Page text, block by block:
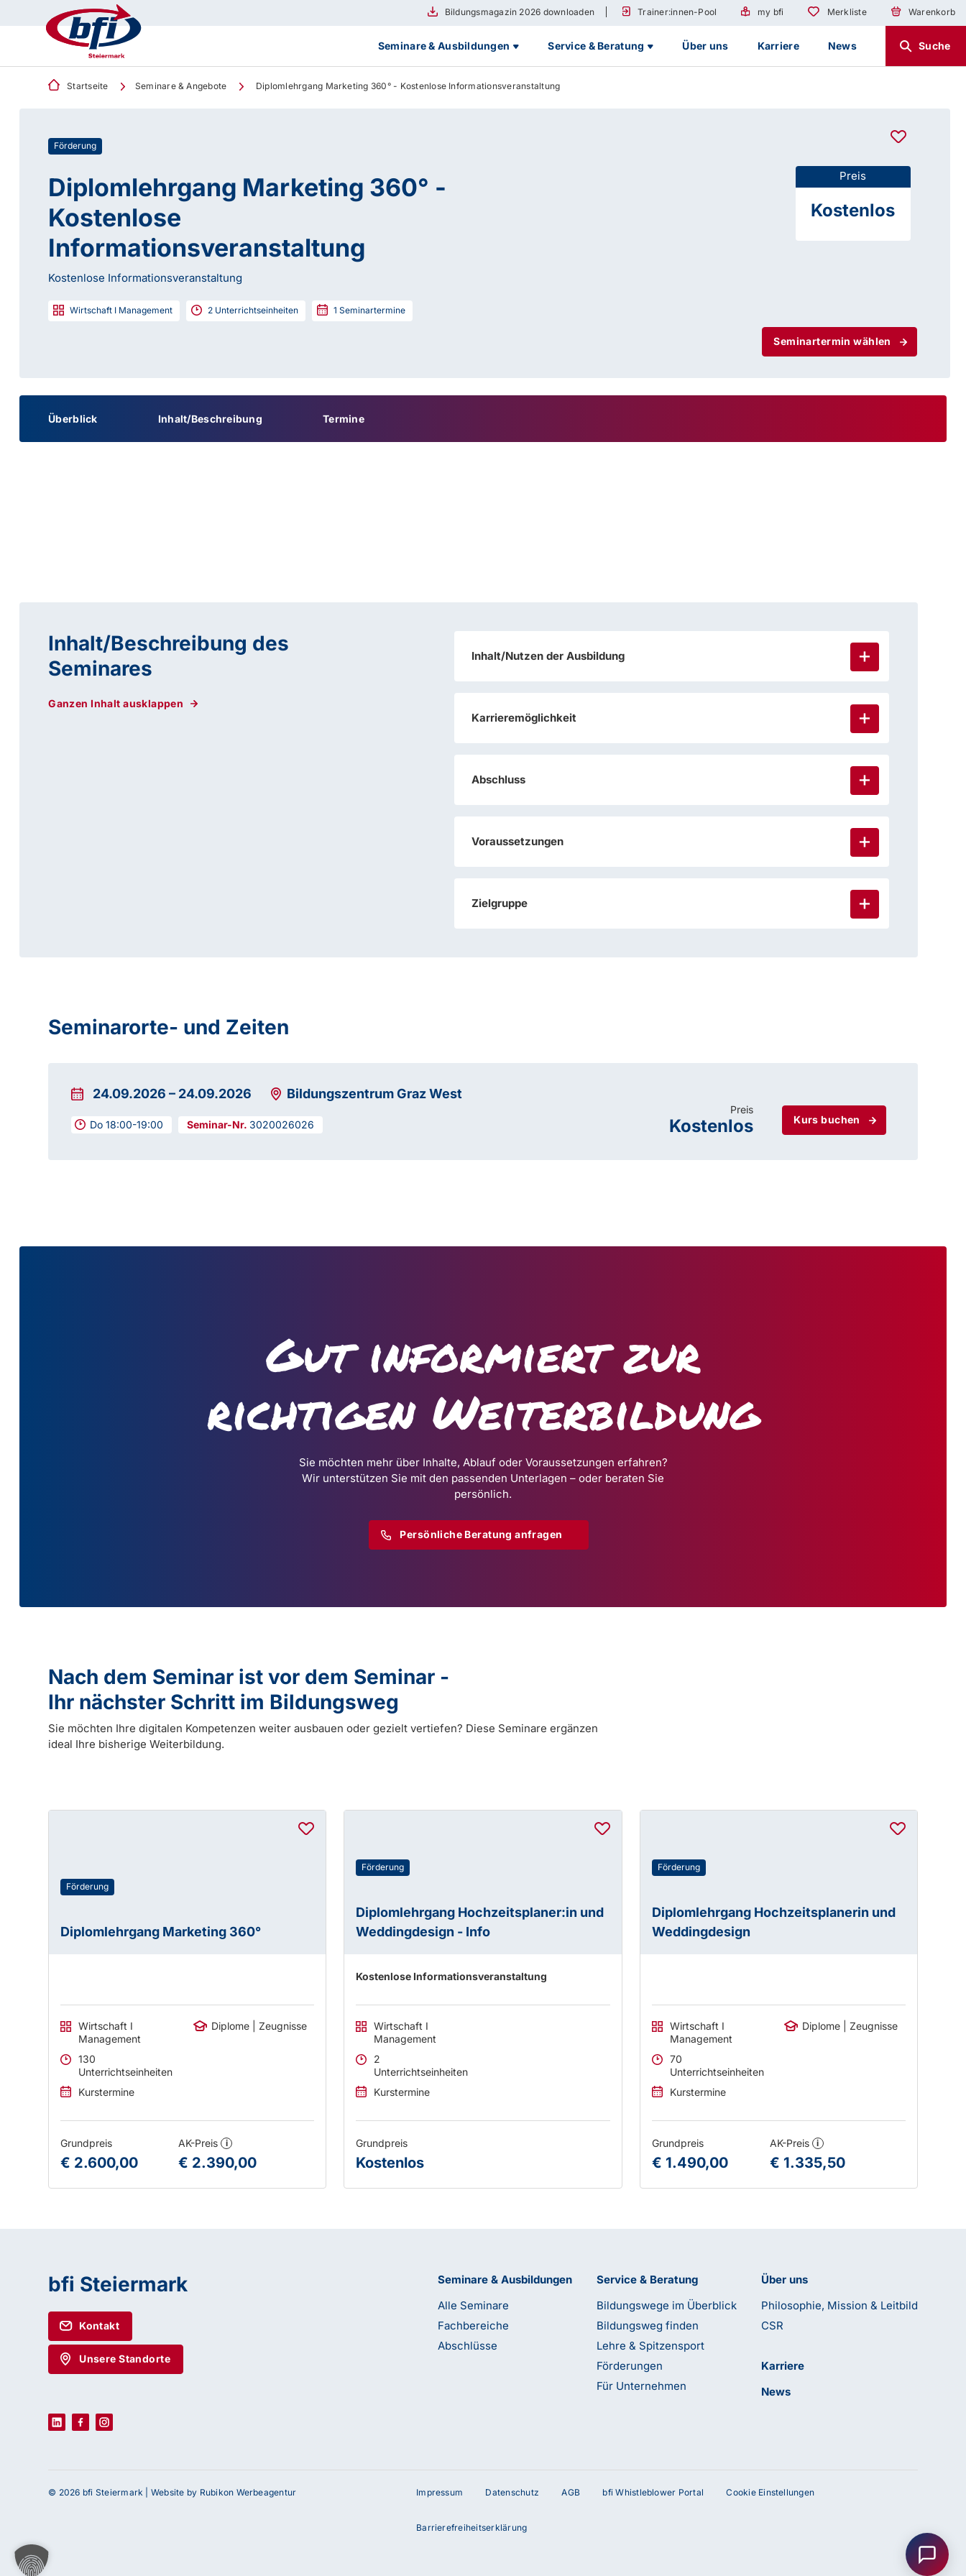
Bildungsmagazin 2026 downloaden Trainer:innen-Pool my bfi Merkliste Warenkorb
Seminare & Ausbildungen Service & Beratung Über uns Karriere News Suche
Startseite Seminare & Angebote Diplomlehrgang Marketing 360° - Kostenlose Informationsveranstaltung
Förderung
Diplomlehrgang Marketing 360° -
Kostenlose
Informationsveranstaltung
Kostenlose Informationsveranstaltung
Wirtschaft I Management 2 Unterrichtseinheiten 1 Seminartermine
Preis
Kostenlos
Seminartermin wählen
Überblick Inhalt/Beschreibung Termine
Inhalt/Beschreibung des
Seminares
Ganzen Inhalt ausklappen
Inhalt/Nutzen der Ausbildung
Karrieremöglichkeit
Abschluss
Voraussetzungen
Zielgruppe
Seminarorte- und Zeiten
24.09.2026 – 24.09.2026 Bildungszentrum Graz West
Do 18:00-19:00 3020026026 Kurs buchen
Preis
Kostenlos
Gut informiert zur
richtigen Weiterbildung
Sie möchten mehr über Inhalte, Ablauf oder Voraussetzungen erfahren?
Wir unterstützen Sie mit den passenden Unterlagen – oder beraten Sie
persönlich.
Persönliche Beratung anfragen
Nach dem Seminar ist vor dem Seminar -
Ihr nächster Schritt im Bildungsweg
Sie möchten Ihre digitalen Kompetenzen weiter ausbauen oder gezielt vertiefen? Diese Seminare ergänzen
ideal Ihre bisherige Weiterbildung.
Förderung
Diplomlehrgang Marketing 360°
Wirtschaft I
Management
130
Unterrichtseinheiten
Kurstermine
Diplome | Zeugnisse
Grundpreis
€ 2.600,00
AK-Preis i
€ 2.390,00
Förderung
Diplomlehrgang Hochzeitsplaner:in und
Weddingdesign - Info
Kostenlose Informationsveranstaltung
Wirtschaft I
Management
2
Unterrichtseinheiten
Kurstermine
Grundpreis
Kostenlos
Förderung
Diplomlehrgang Hochzeitsplanerin und
Weddingdesign
Wirtschaft I
Management
70
Unterrichtseinheiten
Kurstermine
Diplome | Zeugnisse
Grundpreis
€ 1.490,00
AK-Preis i
€ 1.335,50
bfi Steiermark
Kontakt
Unsere Standorte
Über uns
Philosophie, Mission & Leitbild
CSR
Karriere
News
Service & Beratung
Bildungswege im Überblick
Bildungsweg finden
Lehre & Spitzensport
Förderungen
Für Unternehmen
Seminare & Ausbildungen
Alle Seminare
Fachbereiche
Abschlüsse
© 2026 bfi Steiermark | Website by Rubikon Werbeagentur Impressum Datenschutz AGB bfi Whistleblower Portal Cookie Einstellungen
Barrierefreiheitserklärung